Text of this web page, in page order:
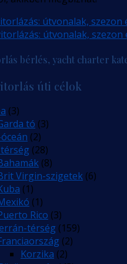
útvonalak, szezon
útvonalak, szezon
bérlés, yacht charter
úti célok
(3)
tó (3)
(2)
(28)
(8)
Virgin-szigetek (6)
(1)
(1)
Rico (3)
térség (159)
(2)
Korzika (2)